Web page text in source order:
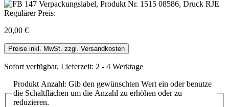
Regulärer Preis:
20,00 €
Preise inkl. MwSt. zzgl. Versandkosten
Sofort verfügbar, Lieferzeit: 2 - 4 Werktage
Produkt Anzahl: Gib den gewünschten Wert ein oder benutze
die Schaltflächen um die Anzahl zu erhöhen oder zu
reduzieren.